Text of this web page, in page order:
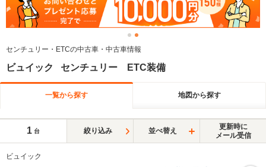
センチュリー・ETCの中古車・中古車情報
ビュイック センチュリー ETC装備
一覧から探す 地図から探す
1 台 絞り込み 並べ替え
更新時に
メール受信
ビュイック